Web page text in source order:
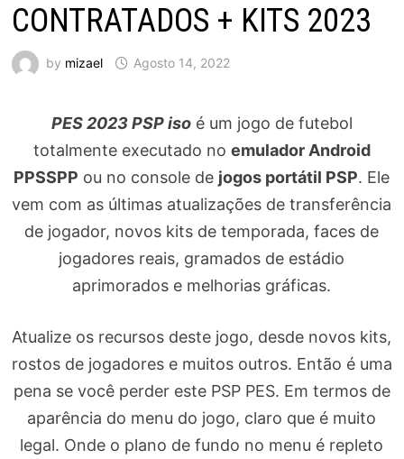
CONTRATADOS + KITS 2023
by mizael Agosto 14, 2022
PES 2023 PSP isoé um jogo de futebol
totalmente executado no emulador Android
PPSSPP ou no console de jogos portátil PSP. Ele
vem com as últimas atualizações de transferência
de jogador, novos kits de temporada, faces de
jogadores reais, gramados de estádio
aprimorados e melhorias gráficas.
Atualize os recursos deste jogo, desde novos kits,
rostos de jogadores e muitos outros. Então é uma
pena se você perder este PSP PES. Em termos de
aparência do menu do jogo, claro que é muito
legal. Onde o plano de fundo no menu é repleto